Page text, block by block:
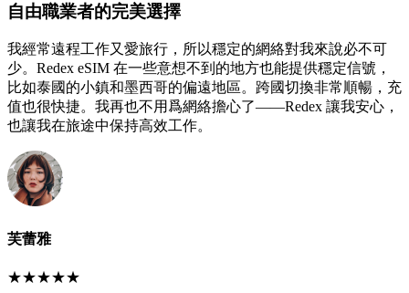
自由職業者的完美選擇
我經常遠程工作又愛旅行，所以穩定的網絡對我來說必不可
少。Redex eSIM 在一些意想不到的地方也能提供穩定信號，
比如泰國的小鎮和墨西哥的偏遠地區。跨國切換非常順暢，充
值也很快捷。我再也不用爲網絡擔心了——Redex 讓我安心，
也讓我在旅途中保持高效工作。
芙蕾雅
★★★★★